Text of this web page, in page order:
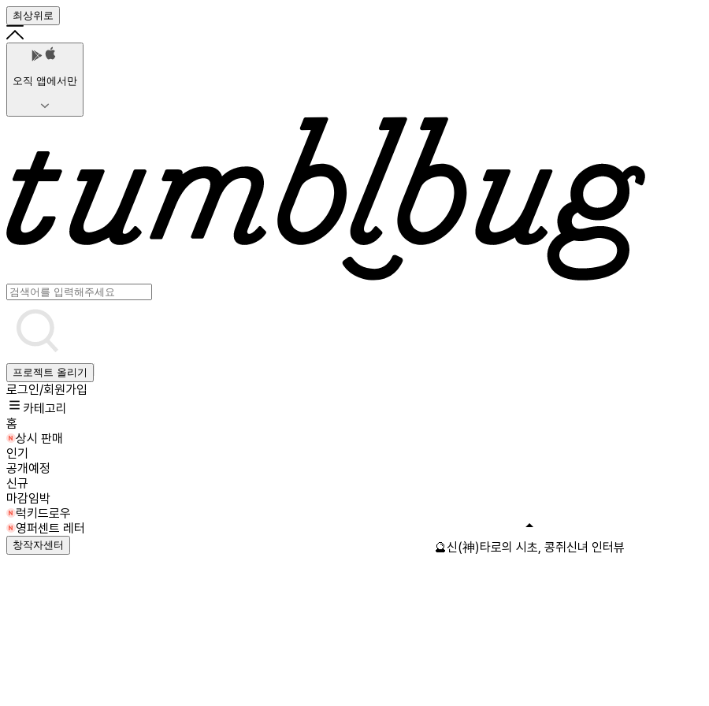
최상위로
오직 앱에서만
프로젝트 올리기
로그인/회원가입
카테고리
홈
상시 판매
인기
공개예정
신규
마감임박
럭키드로우
영퍼센트 레터
창작자센터 🔮신(神)타로의 시초, 콩쥐신녀 인터뷰